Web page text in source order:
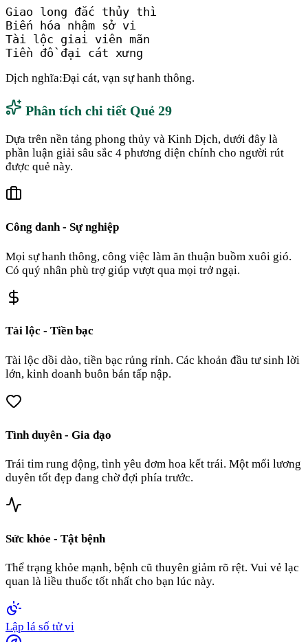
Giao long đắc thủy thì
Biến hóa nhậm sở vi
Tài lộc giai viên mãn
Tiền đồ đại cát xưng
Dịch nghĩa:Đại cát, vạn sự hanh thông.
Phân tích chi tiết Quẻ 29
Dựa trên nền tảng phong thủy và Kinh Dịch, dưới đây là
phần luận giải sâu sắc 4 phương diện chính cho người rút
được quẻ này.
Công danh - Sự nghiệp
Mọi sự hanh thông, công việc làm ăn thuận buồm xuôi gió.
Có quý nhân phù trợ giúp vượt qua mọi trở ngại.
Tài lộc - Tiền bạc
Tài lộc dồi dào, tiền bạc rủng rỉnh. Các khoản đầu tư sinh lời
lớn, kinh doanh buôn bán tấp nập.
Tình duyên - Gia đạo
Trái tim rung động, tình yêu đơm hoa kết trái. Một mối lương
duyên tốt đẹp đang chờ đợi phía trước.
Sức khỏe - Tật bệnh
Thể trạng khỏe mạnh, bệnh cũ thuyên giảm rõ rệt. Vui vẻ lạc
quan là liều thuốc tốt nhất cho bạn lúc này.
Lập lá số tử vi